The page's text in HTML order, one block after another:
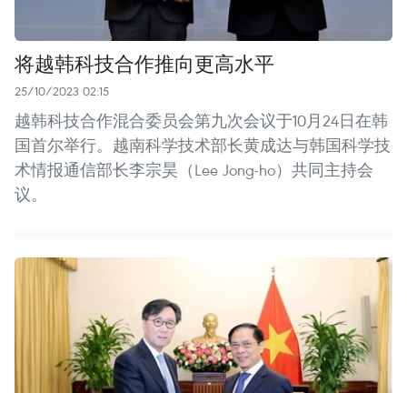
将越韩科技合作推向更高水平
25/10/2023 02:15
越韩科技合作混合委员会第九次会议于10月24日在韩
国首尔举行。越南科学技术部长黄成达与韩国科学技
术情报通信部长李宗昊（Lee Jong-ho）共同主持会
议。